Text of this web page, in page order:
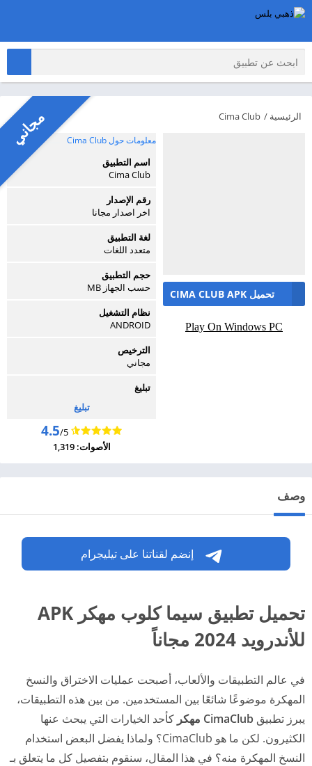
الرئيسية /
Cima Club
تحميل CIMA CLUB APK
Play On Windows PC
معلومات حول Cima Club
اسم التطبيق
Cima Club
رقم الإصدار
اخر اصدار مجانا
لغة التطبيق
متعدد اللغات
حجم التطبيق
حسب الجهاز MB
نظام التشغيل
ANDROID
الترخيص
مجاني
تبليغ
تبليغ
4.5/5
الأصوات: 1,319
مجاني
وصف
إنضم لقناتنا على تيليجرام
تحميل تطبيق سيما كلوب مهكر APK
للأندرويد 2024 مجاناً
في عالم التطبيقات والألعاب، أصبحت عمليات الاختراق والنسخ
المهكرة موضوعًا شائعًا بين المستخدمين. من بين هذه التطبيقات،
يبرز تطبيق CimaClub مهكر
كأحد الخيارات التي يبحث عنها
الكثيرون. لكن ما هو CimaClub؟ ولماذا يفضل البعض استخدام
النسخ المهكرة منه؟ في هذا المقال، سنقوم بتفصيل كل ما يتعلق بـ